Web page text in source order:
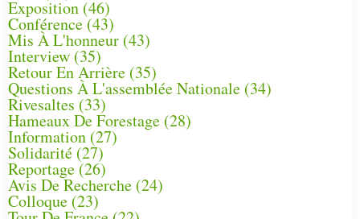
Exposition (46)
Conférence(43)
Mis À L'honneur (43)
Interview (35)
Retour En Arrière (35)
Questions À L'assemblée Nationale (34)
Rivesaltes (33)
Hameaux De Forestage (28)
Information (27)
Solidarité (27)
Reportage(26)
Avis De Recherche (24)
Colloque (23)